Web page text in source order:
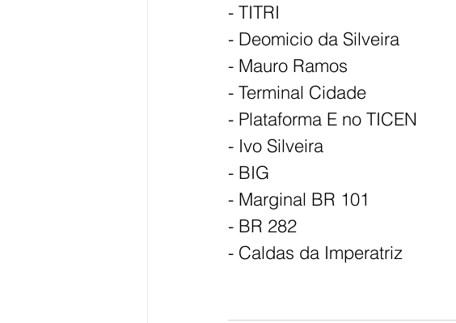
- TITRI
- Deomicio da Silveira
- Mauro Ramos
- Terminal Cidade
- Plataforma E no TICEN
- Ivo Silveira
- BIG
- Marginal BR 101
- BR 282
- Caldas da Imperatriz